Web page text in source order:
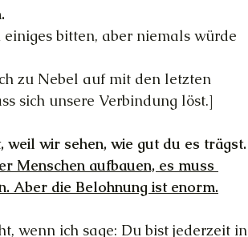
bitten, aber niemals würde
zu Nebel auf mit den letzten
sich unsere Verbindung löst.]
wir sehen, wie gut du es trägst.
Menschen aufbauen, es muss
Aber die Belohnung ist enorm.
wenn ich sage: Du bist jederzeit in